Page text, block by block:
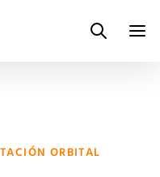
Search
ORBITAL